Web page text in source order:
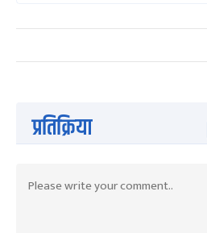
प्रतिक्रिया